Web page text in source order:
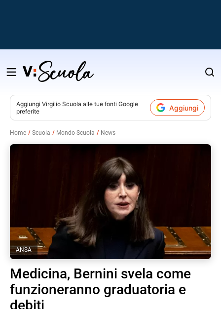
Salta
contenuto
Aggiungi Virgilio Scuola alle tue fonti Google
preferite
Aggiungi
Home Scuola Mondo Scuola News
ANSA
Medicina, Bernini svela come
funzioneranno graduatoria e
debiti